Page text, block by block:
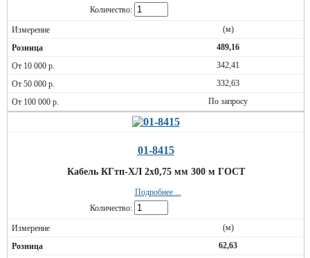
Количество:
(м)
489,16
342,41
332,63
По запросу
01-8415
Кабель КГтп-ХЛ 2х0,75 мм 300 м ГОСТ
Подробнее ...
Количество:
(м)
62,63